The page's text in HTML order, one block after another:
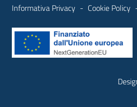
Informativa Privacy - Cookie Policy